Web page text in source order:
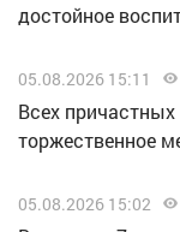
достойное
05.08.2026 15:11
Всех
торжественное
05.08.2026 15:02